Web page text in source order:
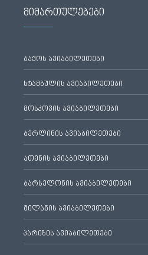
მიმართულებები
ბაქოს ავიაბილეთები
სტამბულის ავიაბილეთები
მოსკოვის ავიაბილეთები
ბერლინის ავიაბილეთები
ათენის ავიაბილეთები
ბარსელონის ავიაბილეთები
მილანის ავიაბილეთები
პარიზის ავიაბილეთები